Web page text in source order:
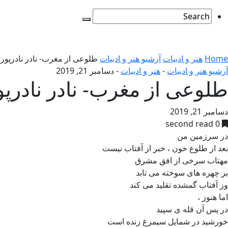
Home هنر و ادبیات آرشیو هنر و ادبیات طلوعی از مغرب- نادر نادرپور
آرشیو هنر و ادبیات -هنر و ادبیات -دسامبر 21, 2019
طلوعی از مغرب- نادر
دسامبر 21, 2019
0 second read
در سرزمین من
بعد از طلوع خون ، خبر از آفتاب نیست
مهتاب سرخی از افق مشرق
بر چهره های سوخته می تابد
وز آفتاب گمشده تقلید می کند
اما هنوز ،
در پس آن قله ی سپید
خورشید در شمایل سیمرغ زنده است